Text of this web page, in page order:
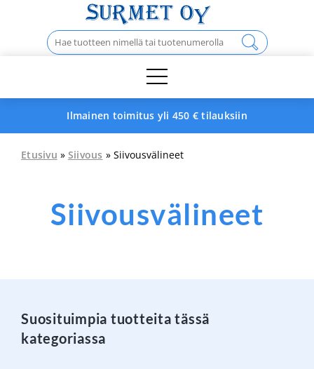
Haku:
Ilmainen toimitus yli 450 € tilauksiin
Etusivu » Siivous » Siivousvälineet
Siivousvälineet
Suosituimpia tuotteita tässä
kategoriassa